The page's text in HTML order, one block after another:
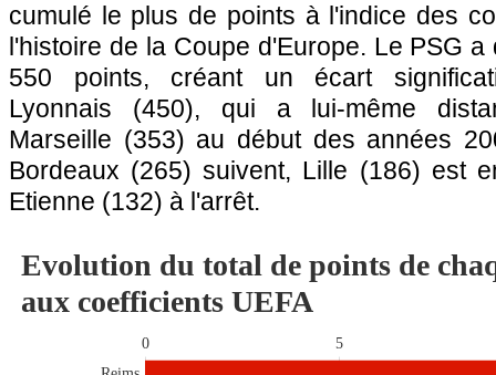
cumulé le plus de points à l'indice des
l'histoire de la Coupe d'Europe. Le PSG
550 points, créant un écart
Lyonnais (450), qui a lui-même
Marseille (353) au début des années
Bordeaux (265) suivent, Lille (186) est
Etienne (132) à l'arrêt.